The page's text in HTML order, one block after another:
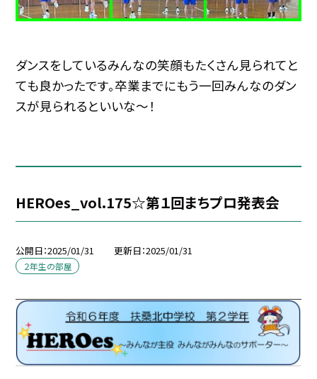
ダンスをしているみんなの笑顔もたくさん見られてと
ても良かったです。卒業までにもう一回みんなのダン
スが見られるといいな〜！
HEROes_vol.175☆第１回まちプロ発表会
公開日 2025/01/31 更新日 2025/01/31
２年生の部屋